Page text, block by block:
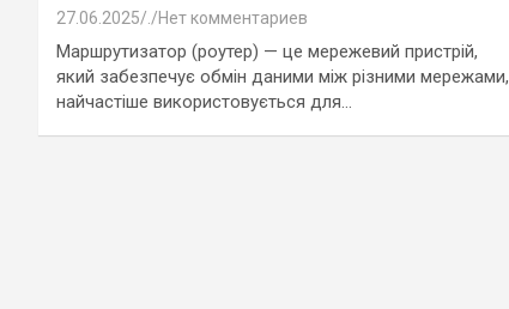
27.06.2025 Нет комментариев
Маршрутизатор (роутер) — це мережевий пристрій,
який забезпечує обмін даними між різними мережами,
найчастіше використовується для…